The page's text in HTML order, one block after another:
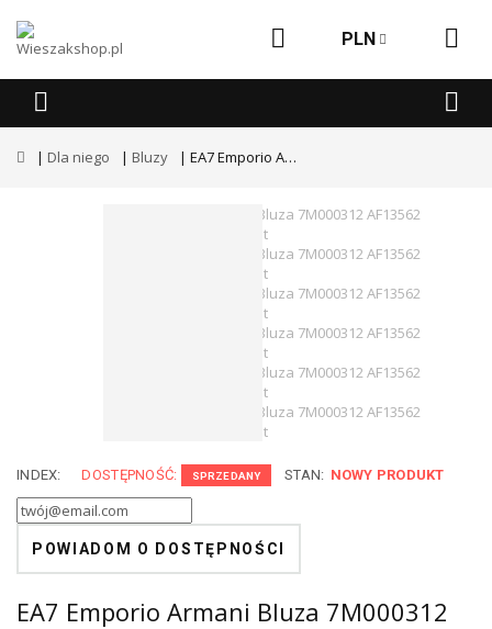
PLN
Dla niego Bluzy EA7 Emporio Armani Bluza 7M000312 AF13562 UC001 Czarny Regular Fit
INDEX: DOSTĘPNOŚĆ: SPRZEDANY STAN: NOWY PRODUKT
POWIADOM O DOSTĘPNOŚCI
EA7 Emporio Armani Bluza 7M000312